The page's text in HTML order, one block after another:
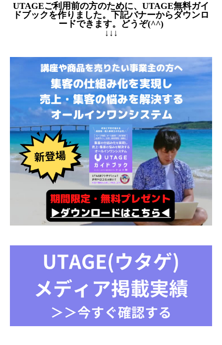
UTAGEご利用前の方のために、UTAGE無料ガイ
ドブックを作りました。下記バナーからダウンロ
ードできます。どうぞ(^^)
↓↓↓